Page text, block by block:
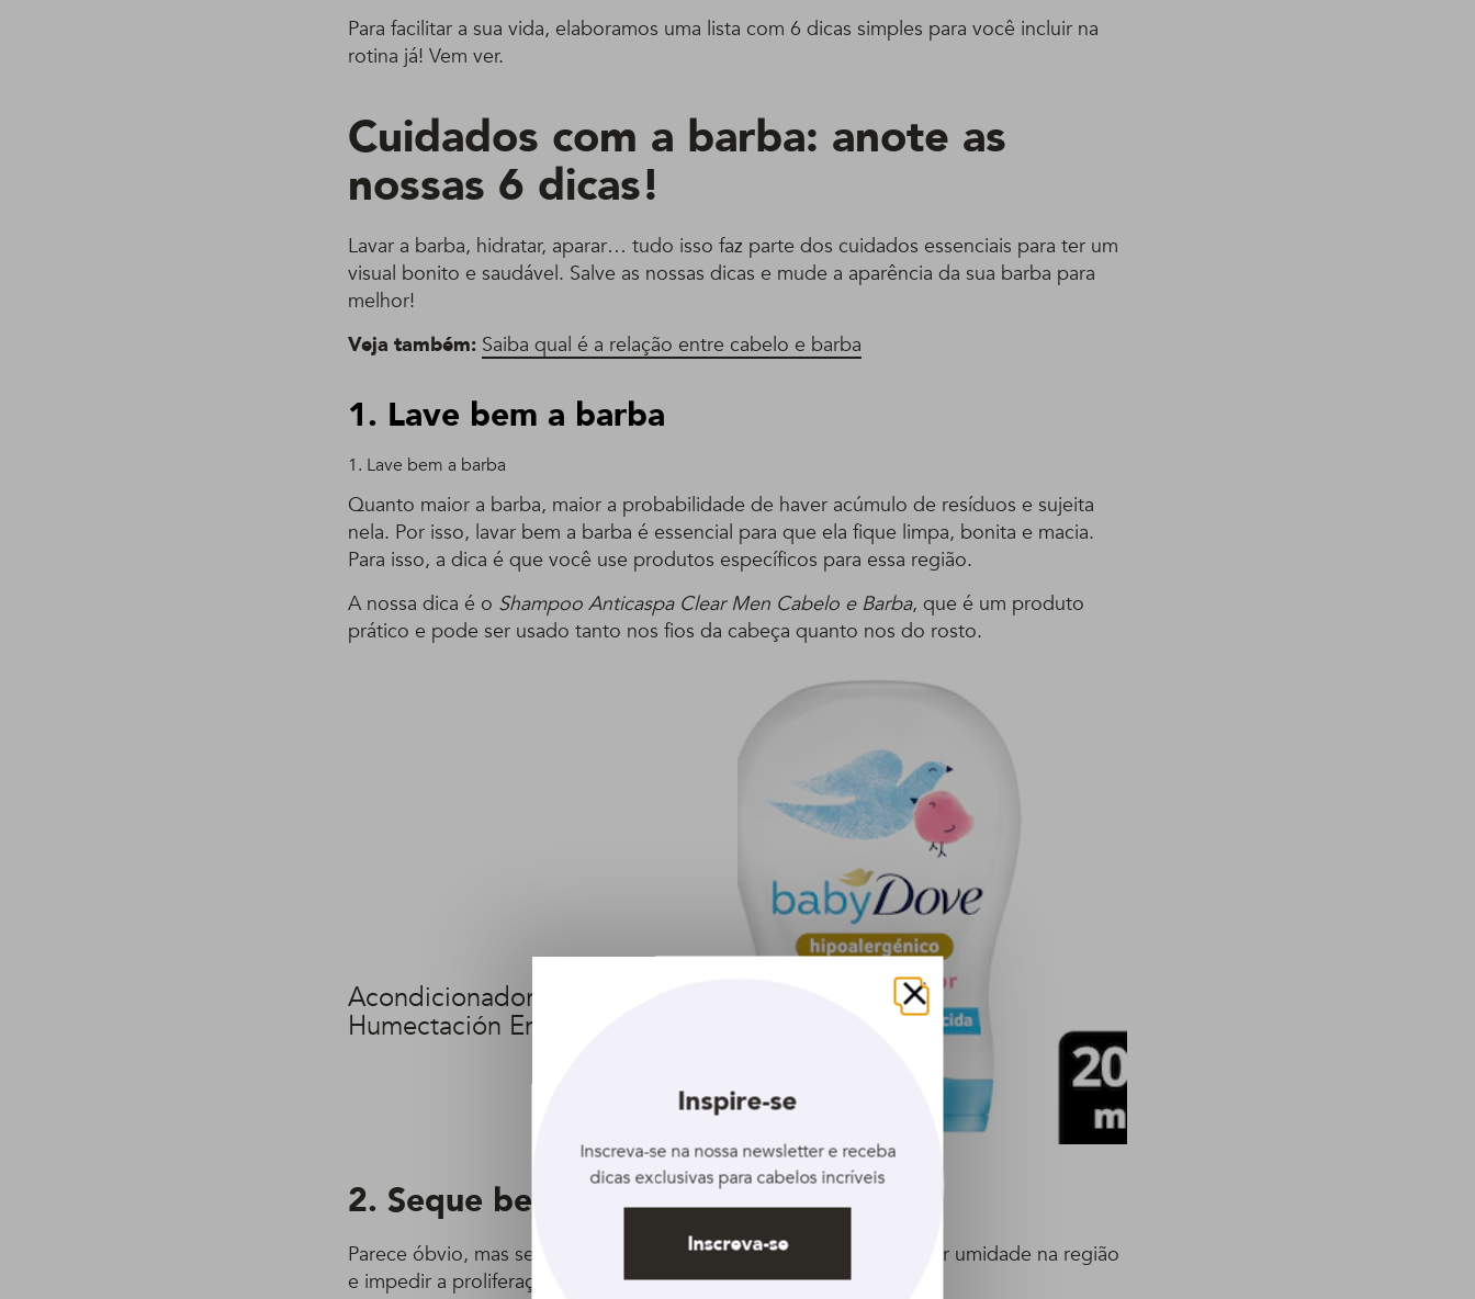
Para facilitar a sua vida, elaboramos uma lista com 6 dicas simples para você incluir na
rotina já! Vem ver.
Cuidados com a barba: anote as
nossas 6 dicas!
Lavar a barba, hidratar, aparar… tudo isso faz parte dos cuidados essenciais para ter um
visual bonito e saudável. Salve as nossas dicas e mude a aparência da sua barba para
melhor!
Veja também: Saiba qual é a relação entre cabelo e barba
1. Lave bem a barba
1. Lave bem a barba
Quanto maior a barba, maior a probabilidade de haver acúmulo de resíduos e sujeita
nela. Por isso, lavar bem a barba é essencial para que ela fique limpa, bonita e macia.
Para isso, a dica é que você use produtos específicos para essa região.
A nossa dica é o Shampoo Anticaspa Clear Men Cabelo e Barba, que é um produto
prático e pode ser usado tanto nos fios da cabeça quanto nos do rosto.
Acondicionador Baby Dove
Humectación Enriquecida 200 ml
2. Seque bem a região
Parece óbvio, mas secar bem a barba é muito importante para evitar umidade na região
e impedir a proliferação de fungos.
Fechar
Inspire-se
Inscreva-se na nossa newsletter e receba
dicas exclusivas para cabelos incríveis
Inscreva-se